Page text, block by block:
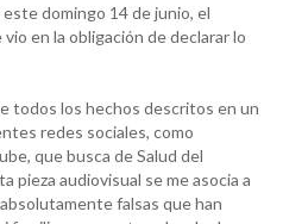
domingo 14 de junio, el
en la obligación de declarar lo
todos los hechos descritos en un
redes sociales, como
que busca de Salud del
pieza audiovisual se me asocia a
falsas que han